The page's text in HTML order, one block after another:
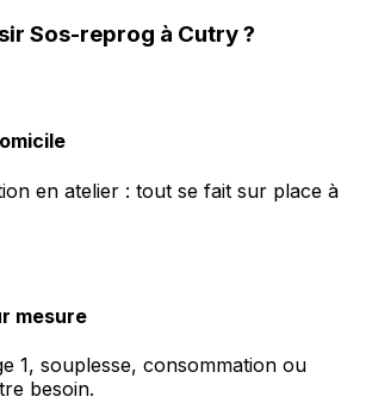
Sos-reprog à Cutry?
en atelier : tout se fait sur place à
mesure
1, souplesse, consommation ou
besoin.